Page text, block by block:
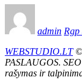
admin Rgp
WEBSTUDIO.LT©
PASLAUGOS.
rašymas ir